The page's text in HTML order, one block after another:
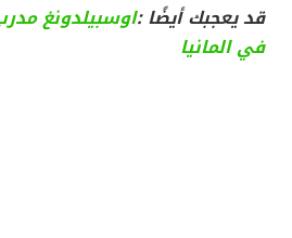
قد يعجبك أيضًا :اوسبيلدونغ
في المانيا